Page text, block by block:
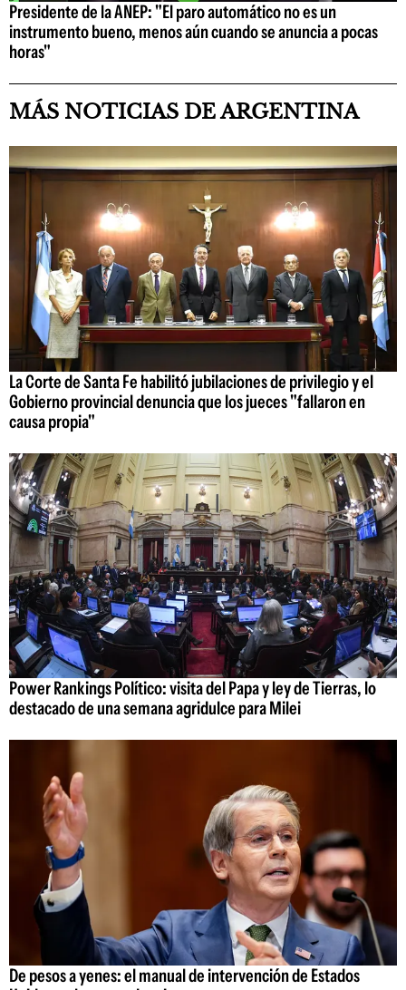
Presidente de la ANEP: "El paro automático no es un
instrumento bueno, menos aún cuando se anuncia a pocas
horas"
MÁS NOTICIAS DE ARGENTINA
La Corte de Santa Fe habilitó jubilaciones de privilegio y el
Gobierno provincial denuncia que los jueces "fallaron en
causa propia"
Power Rankings Político: visita del Papa y ley de Tierras, lo
destacado de una semana agridulce para Milei
De pesos a yenes: el manual de intervención de Estados